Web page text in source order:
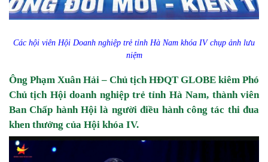
Các hội viên Hội Doanh nghiệp trẻ tỉnh Hà Nam khóa IV chụp ảnh lưu
niệm
Ông Phạm Xuân Hải – Chủ tịch HĐQT GLOBE kiêm Phó
Chủ tịch Hội doanh nghiệp trẻ tỉnh Hà Nam, thành viên
Ban Chấp hành Hội là người điều hành công tác thi đua
khen thưởng của Hội khóa IV.